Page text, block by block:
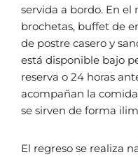
servida a bordo. En
brochetas, buffet de
de postre casero y
está disponible bajo
reserva o 24 horas
acompañan la
se sirven de forma
El regreso se realiza